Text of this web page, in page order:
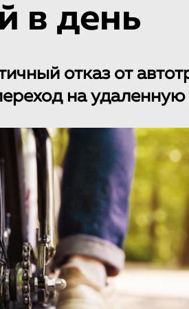
в день
отказ от
на удаленную